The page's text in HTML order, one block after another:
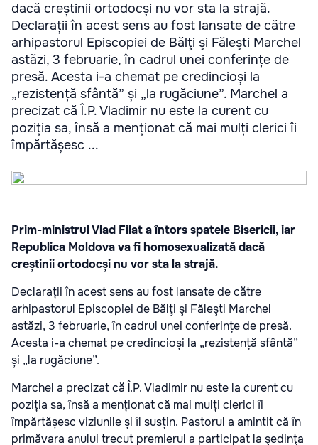
dacă creștinii ortodocși nu vor sta la strajă.
Declarații în acest sens au fost lansate de către
arhipastorul Episcopiei de Bălţi şi Făleşti Marchel
astăzi, 3 februarie, în cadrul unei conferințe de
presă. Acesta i-a chemat pe credincioși la
„rezistență sfântă” și „la rugăciune”. Marchel a
precizat că Î.P. Vladimir nu este la curent cu
poziția sa, însă a menționat că mai mulți clerici îi
împărtășesc ...
Prim-ministrul Vlad Filat a întors spatele Bisericii, iar
Republica Moldova va fi homosexualizată dacă
creștinii ortodocși nu vor sta la strajă.
Declarații în acest sens au fost lansate de către
arhipastorul Episcopiei de Bălţi şi Făleşti Marchel
astăzi, 3 februarie, în cadrul unei conferințe de presă.
Acesta i-a chemat pe credincioși la „rezistență sfântă”
și „la rugăciune”.
Marchel a precizat că Î.P. Vladimir nu este la curent cu
poziția sa, însă a menționat că mai mulți clerici îi
împărtășesc viziunile și îl susțin. Pastorul a amintit că în
primăvara anului trecut premierul a participat la şedinţa